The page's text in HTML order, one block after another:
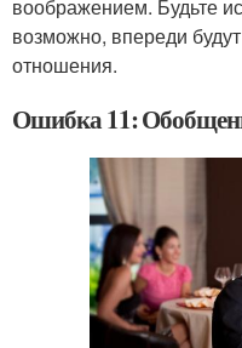
воображением. Будьте
возможно, впереди
отношения.
Ошибка 11: